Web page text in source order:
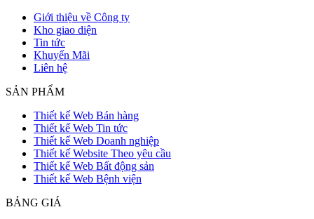
Giới thiệu về Công ty
Kho giao diện
Tin tức
Khuyến Mãi
Liên hệ
SẢN PHẨM
Thiết kế Web Bán hàng
Thiết kế Web Tin tức
Thiết kế Web Doanh nghiệp
Thiết kế Website Theo yêu cầu
Thiết kế Web Bất động sản
Thiết kế Web Bệnh viện
BẢNG GIÁ